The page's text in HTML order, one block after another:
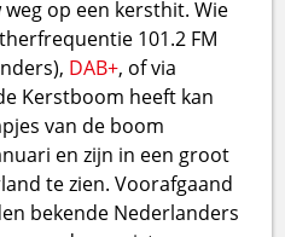
op een kersthit. Wie
101.2 FM
DAB+, of via
Kerstboom heeft kan
van de boom
en zijn in een groot
te zien. Voorafgaand
bekende Nederlanders